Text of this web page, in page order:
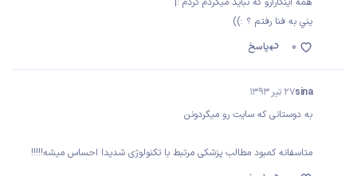
يني به فنا رفتم ؟ :))
پاسخ
0
sina27 تیر 1393
به دوستانی که سایت رو میگردونن
متاسفانه کمبود مطالب پزشکی مرتبط با تکنولوژی شدیدا احساس میشه!!!!!